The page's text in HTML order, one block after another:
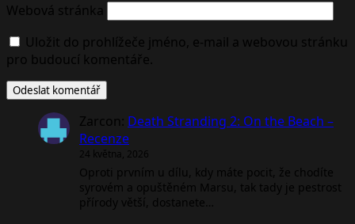
Webová stránka
Uložit do prohlížeče jméno, e-mail a webovou stránku
pro budoucí komentáře.
Zarcon: Death Stranding 2: On the Beach –
Recenze
24 května, 2026
Oproti prvním u dílu, kdy máte pocit, že chodíte
syrovém a opuštěném Marsu, tak tady je pestrost
přírody větší, dostanete…